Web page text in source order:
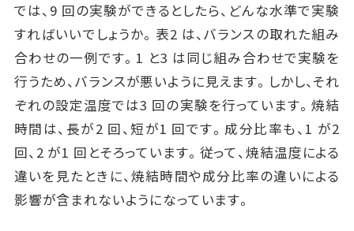
では、9 回の実験ができるとしたら、どんな水準で実験
すればいいでしょうか。表2 は、バランスの取れた組み
合わせの一例です。1 と3 は同じ組み合わせで実験を
行うため、バランスが悪いように見えます。しかし、それ
ぞれの設定温度では3 回の実験を行っています。焼結
時間は、長が2 回、短が1 回です。成分比率も、1 が2
回、2 が1 回とそろっています。従って、焼結温度による
違いを見たときに、焼結時間や成分比率の違いによる
影響が含まれないようになっています。